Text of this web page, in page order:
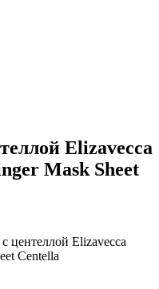
Elizavecca
Mask Sheet
центеллой Elizavecca
Centella